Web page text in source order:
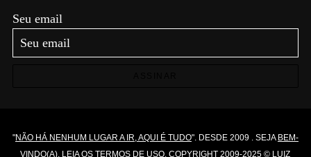
Seu email
"NÃO HÁ NENHUM LUGAR A IR, AQUI É TUDO". DESDE 2009 . SEJA BEM-
VINDO(A) . LEIA OSTERMOS DE USO . COPYRIGHT 2009-2025 © LUIZ